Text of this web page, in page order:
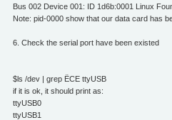
Bus 002 Device 001: ID 1d6b:0001 Linux
Note: pid-0000 show that our data card has
6. Check the serial port have been existed
$ls /dev | grep ЁCE ttyUSB
if it is ok, it should print as:
ttyUSB0
ttyUSB1